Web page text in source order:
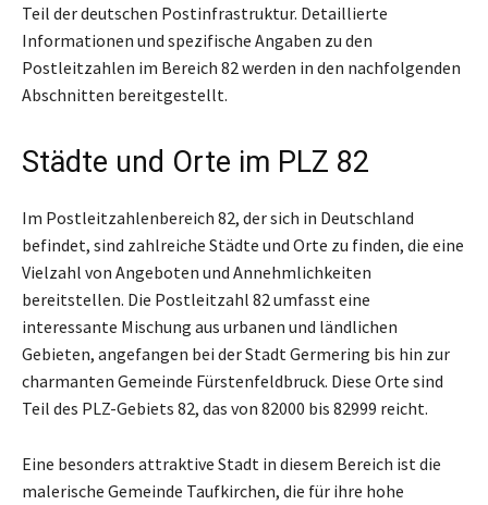
Teil der deutschen Postinfrastruktur. Detaillierte
Informationen und spezifische Angaben zu den
Postleitzahlen im Bereich 82 werden in den nachfolgenden
Abschnitten bereitgestellt.
Städte und Orte im PLZ 82
Im Postleitzahlenbereich 82, der sich in Deutschland
befindet, sind zahlreiche Städte und Orte zu finden, die eine
Vielzahl von Angeboten und Annehmlichkeiten
bereitstellen. Die Postleitzahl 82 umfasst eine
interessante Mischung aus urbanen und ländlichen
Gebieten, angefangen bei der Stadt Germering bis hin zur
charmanten Gemeinde Fürstenfeldbruck. Diese Orte sind
Teil des PLZ-Gebiets 82, das von 82000 bis 82999 reicht.
Eine besonders attraktive Stadt in diesem Bereich ist die
malerische Gemeinde Taufkirchen, die für ihre hohe